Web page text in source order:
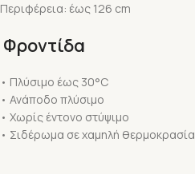
Περιφέρεια: έως 126 cm
Φροντίδα
• Πλύσιμο έως 30°C
• Ανάποδο πλύσιμο
• Χωρίς έντονο στύψιμο
• Σιδέρωμα σε χαμηλή θερμοκρασία